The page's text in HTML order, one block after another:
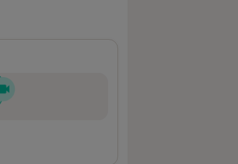
Zobacz więcej